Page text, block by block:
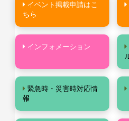
イベント掲載申請はこ
ちら
インフォメーション
緊急時・災害時対応情
報